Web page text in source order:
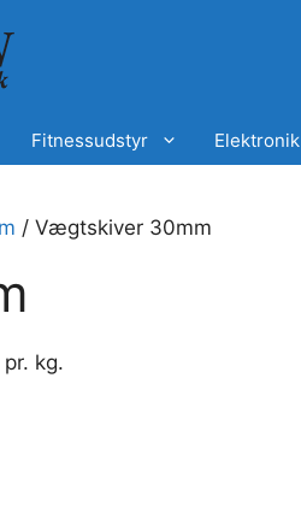
Fitnessudstyr Elektronik
/ Vægtskiver 30mm
kg.